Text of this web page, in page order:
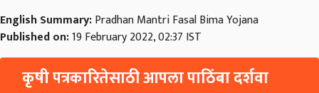
English Summary:Pradhan Mantri Fasal Bima Yojana
Published on:19 February 2022, 02:37 IST
कृषी पत्रकारितेसाठी आपला पाठिंबा दर्शवा